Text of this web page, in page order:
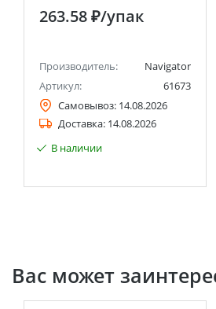
263.58 ₽/упак
Производитель:
Navigator
Артикул:
61673
Самовывоз: 14.08.2026
Доставка: 14.08.2026
В наличии
Вас может